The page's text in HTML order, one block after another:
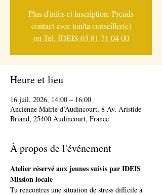
Plus d'infos et inscription: Prends
contact avec ton/ta conseiller(e)
ou Tel. IDEIS 03 81 71 04 00
Heure et lieu
16 juil. 2026, 14:00 – 16:00
Ancienne Mairie d’Audincourt, 8 Av. Aristide
Briand, 25400 Audincourt, France
À propos de l'événement
Atelier réservé aux jeunes suivis par IDEIS
Mission locale
Tu rencontres une situation de stress difficile à